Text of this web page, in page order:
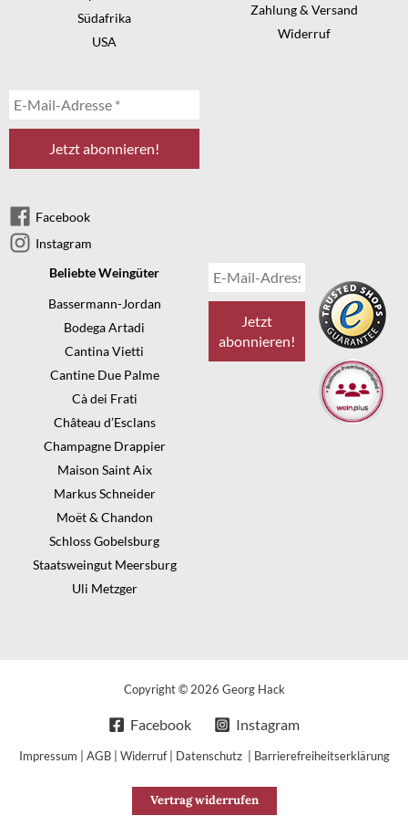
Südafrika
USA
Facebook
Instagram
Zahlung & Versand
Widerruf
Beliebte Weingüter
Bassermann-Jordan
Bodega Artadi
Cantina Vietti
Cantine Due Palme
Cà dei Frati
Château d’Esclans
Champagne Drappier
Maison Saint Aix
Markus Schneider
Moët & Chandon
Schloss Gobelsburg
Staatsweingut Meersburg
Uli Metzger
Copyright © 2026 Georg Hack
Facebook Instagram
Impressum AGB| Widerruf| Datenschutz Barrierefreiheitserklärung
Vertrag widerrufen